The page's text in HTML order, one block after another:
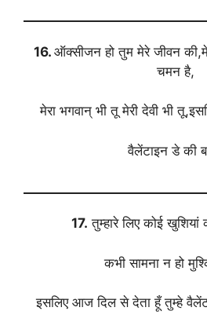
16. ऑक्सीजन हो तुम मेरे जीवन
चमन है,
मेरा भगवान् भी तू मेरी देवी भी
वैलेंटाइन डे की
17. तुम्हारे लिए कोई खुशियां
कभी सामना न हो
इसलिए आज दिल से देता हूँ तुम्हे